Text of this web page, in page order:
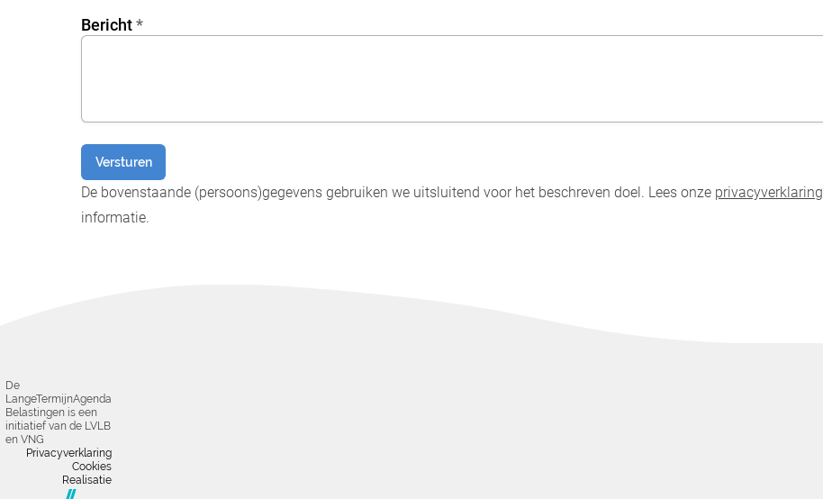
Bericht*
Versturen
De bovenstaande (persoons)gegevens gebruiken we uitsluitend voor het beschreven doel. Lees onze privacyverklaring
informatie.
De
LangeTermijnAgenda
Belastingen is een
initiatief van de LVLB
en VNG
Privacyverklaring
Cookies
Realisatie